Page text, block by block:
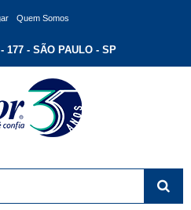
Quem Somos
177 - SÃO PAULO - SP